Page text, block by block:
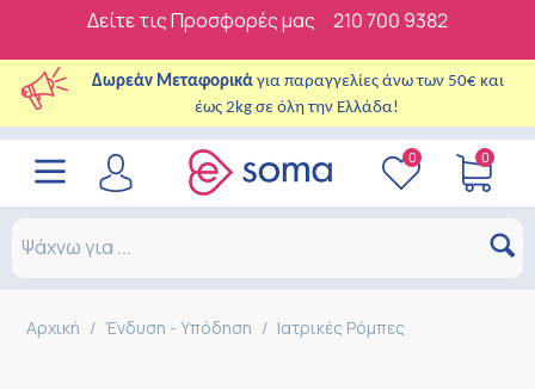
Δείτε τις Προσφορές μας 210 700 9382
Δωρεάν Μεταφορικά για παραγγελίες άνω των 50€ και
έως 2kg σε όλη την Ελλάδα!
0 0
Αρχική / Ένδυση - Υπόδηση / Ιατρικές Ρόμπες